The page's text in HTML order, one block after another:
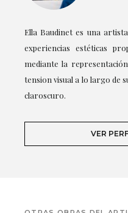
Ella Baudinet es una
experiencias estéticas
mediante la
tension visual a lo largo de
claroscuro.
VER